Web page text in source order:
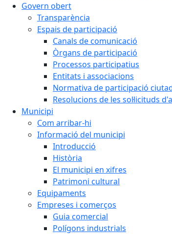
Govern obert
Transparència
Espais de participació
Canals de comunicació
Òrgans de participació
Processos participatius
Entitats i associacions
Normativa de participació
Resolucions de les sol·licituds
Municipi
Com arribar-hi
Informació del municipi
Introducció
Història
El municipi en xifres
Patrimoni cultural
Equipaments
Empreses i comerços
Guia comercial
Polígons industrials